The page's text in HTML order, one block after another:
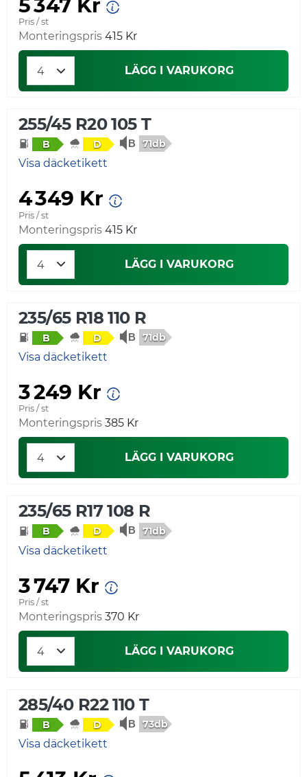
Pris / st
Monteringspris 415 Kr
LÄGG I VARUKORG
255/45 R20 105 T
B D 71db
Visa däcketikett
4 349 Kr
Pris / st
Monteringspris 415 Kr
LÄGG I VARUKORG
235/65 R18 110 R
B D 71db
Visa däcketikett
3 249 Kr
Pris / st
Monteringspris 385 Kr
LÄGG I VARUKORG
235/65 R17 108 R
B D 71db
Visa däcketikett
3 747 Kr
Pris / st
Monteringspris 370 Kr
LÄGG I VARUKORG
285/40 R22 110 T
B D 73db
Visa däcketikett